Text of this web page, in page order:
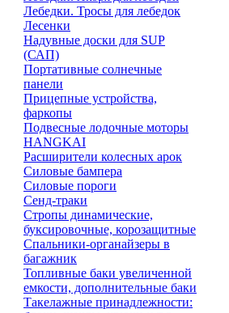
Лебедки. Тросы для лебедок
Лесенки
Надувные доски для SUP
(САП)
Портативные солнечные
панели
Прицепные устройства,
фаркопы
Подвесные лодочные моторы
HANGKAI
Расширители колесных арок
Силовые бампера
Силовые пороги
Сенд-траки
Стропы динамические,
буксировочные, корозащитные
Спальники-органайзеры в
багажник
Топливные баки увеличенной
емкости, дополнительные баки
Такелажные принадлежности: